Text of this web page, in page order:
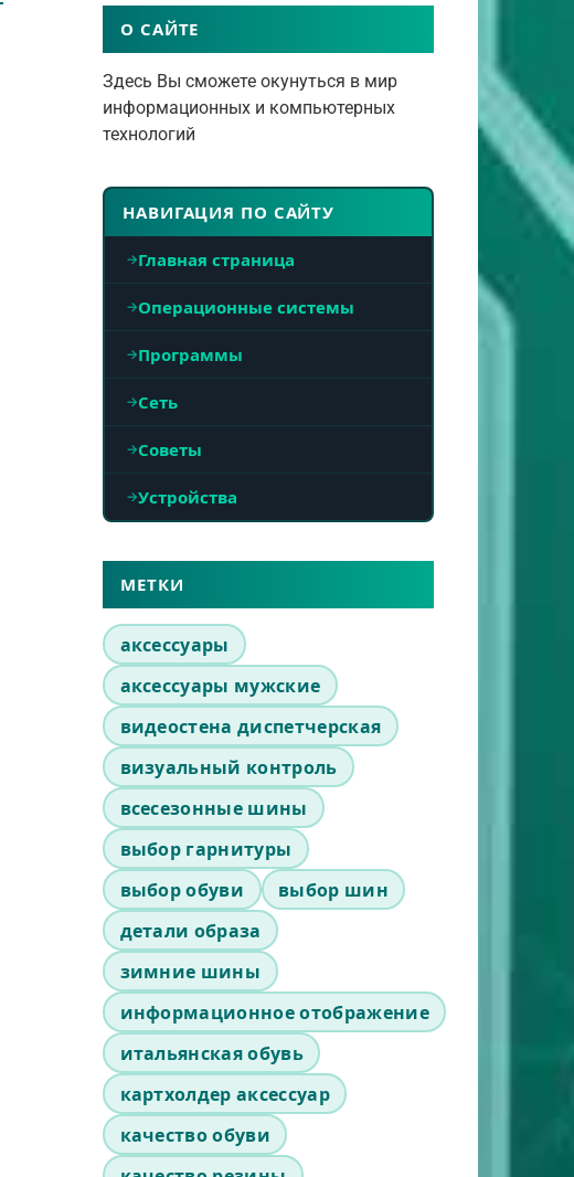
О САЙТЕ
Здесь Вы сможете окунуться в мир
информационных и компьютерных
технологий
НАВИГАЦИЯ ПО САЙТУ
Главная страница
Операционные системы
Программы
Сеть
Советы
Устройства
МЕТКИ
аксессуары
аксессуары мужские
видеостена диспетчерская
визуальный контроль
всесезонные шины
выбор гарнитуры
выбор обуви
выбор шин
детали образа
зимние шины
информационное отображение
итальянская обувь
картхолдер аксессуар
качество обуви